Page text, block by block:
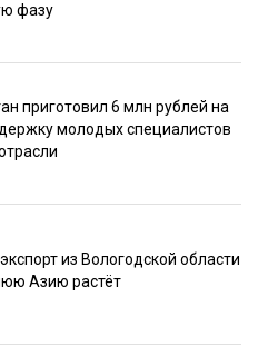
фазу
приготовил 6 млн рублей на
молодых специалистов
из Вологодской области
Азию растёт